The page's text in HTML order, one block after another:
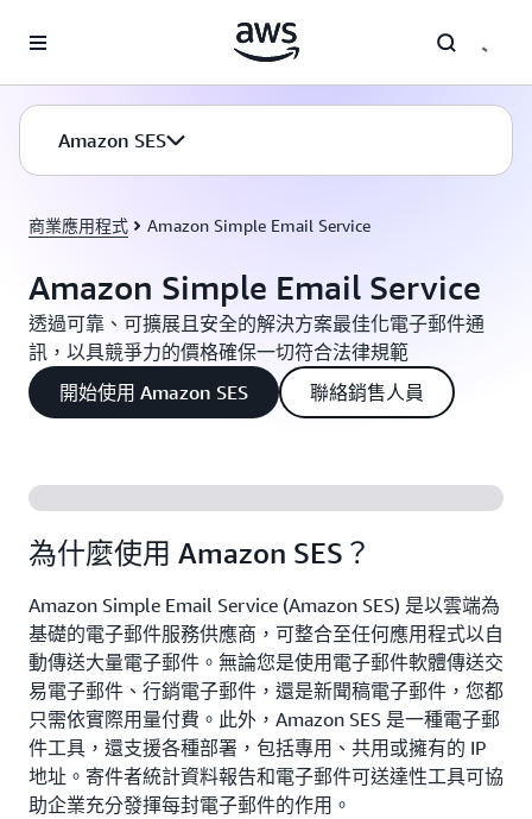
Amazon SES
商業應用程式 Amazon Simple Email Service
Amazon Simple Email Service
透過可靠、可擴展且安全的解決方案最佳化電子郵件通
訊，以具競爭力的價格確保一切符合法律規範
開始使用 Amazon SES
聯絡銷售人員
為什麼使用 Amazon SES？
Amazon Simple Email Service (Amazon SES) 是以雲端為
基礎的電子郵件服務供應商，可整合至任何應用程式以自
動傳送大量電子郵件。無論您是使用電子郵件軟體傳送交
易電子郵件、行銷電子郵件，還是新聞稿電子郵件，您都
只需依實際用量付費。此外，Amazon SES 是一種電子郵
件工具，還支援各種部署，包括專用、共用或擁有的 IP
地址。寄件者統計資料報告和電子郵件可送達性工具可協
助企業充分發揮每封電子郵件的作用。